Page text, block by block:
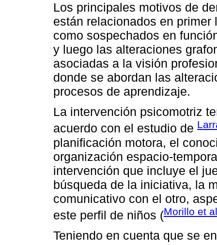
Los principales motivos de
están relacionados en
como sospechados en
y luego las alteraciones
asociadas a la visión
donde se abordan las
procesos de aprendizaje.
La intervención psicomotriz
acuerdo con el estudio de
planificación motora, el
organización espacio-
intervención que incluye el
búsqueda de la iniciativa, la
comunicativo con el otro,
este perfil de niños (Morillo et
Teniendo en cuenta que se